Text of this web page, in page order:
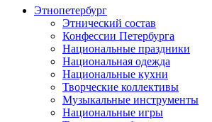
Этнопетербург
Этнический состав
Конфессии Петербурга
Национальные праздники
Национальная одежда
Национальные кухни
Творческие коллективы
Музыкальные инструменты
Национальные игры